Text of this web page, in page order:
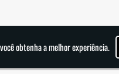
obtenha a melhor experiência.